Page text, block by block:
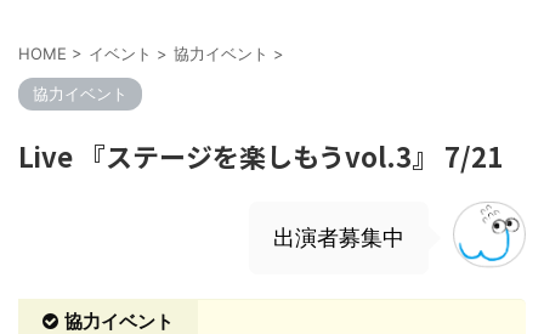
HOME > イベント > 協力イベント >
協力イベント
Live 『ステージを楽しもうvol.3』 7/21
出演者募集中
協力イベント